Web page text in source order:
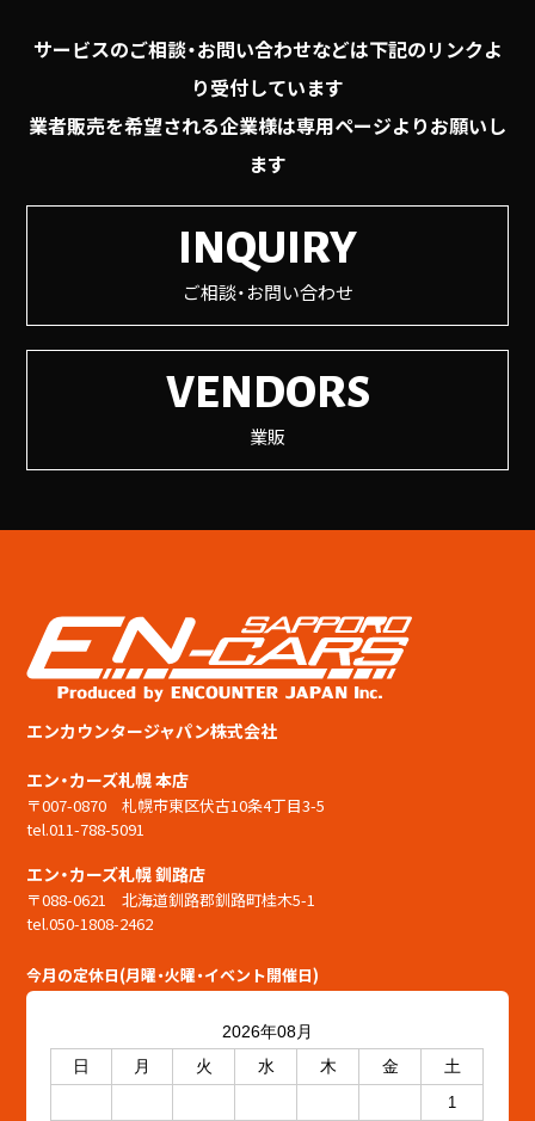
サービスのご相談・お問い合わせなどは下記のリンクよ
り受付しています
業者販売を希望される企業様は専用ページよりお願いし
ます
INQUIRY
ご相談・お問い合わせ
VENDORS
業販
エンカウンタージャパン株式会社
エン・カーズ札幌 本店
〒007-0870 札幌市東区伏古10条4丁目3-5
tel.011-788-5091
エン・カーズ札幌 釧路店
〒088-0621 北海道釧路郡釧路町桂木5-1
tel.050-1808-2462
今月の定休日(月曜・火曜・イベント開催日)
2026年08月
日
月 火 水 木 金 土
1